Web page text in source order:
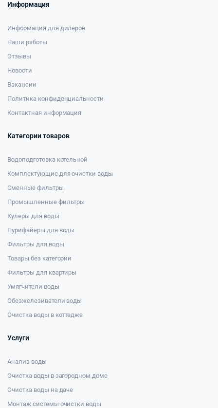
Информация
Информация для дилеров
Наши работы
Отзывы
Новости
Вакансии
Политика конфиденциальности
Контактная информация
Категории товаров
Водоподготовка котельной
Комплектующие для очистки воды
Сменные фильтры
Промышленные фильтры
Кулеры для воды
Пурифайеры для воды
Фильтры для воды
Товары без категории
Фильтры для квартиры
Умягчители воды
Обезжелезиватели воды
Очистка воды в коттедже
Услуги
Анализ воды
Очистка воды в загородном доме
Очистка воды на даче
Монтаж системы очистки воды